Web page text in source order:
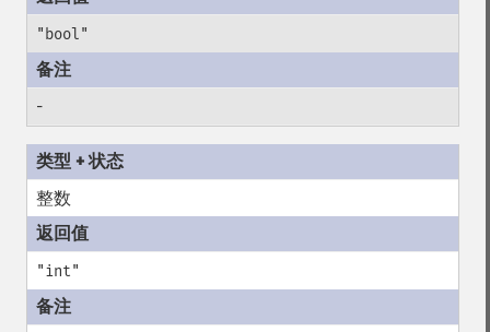
"bool"
-
整数
"int"